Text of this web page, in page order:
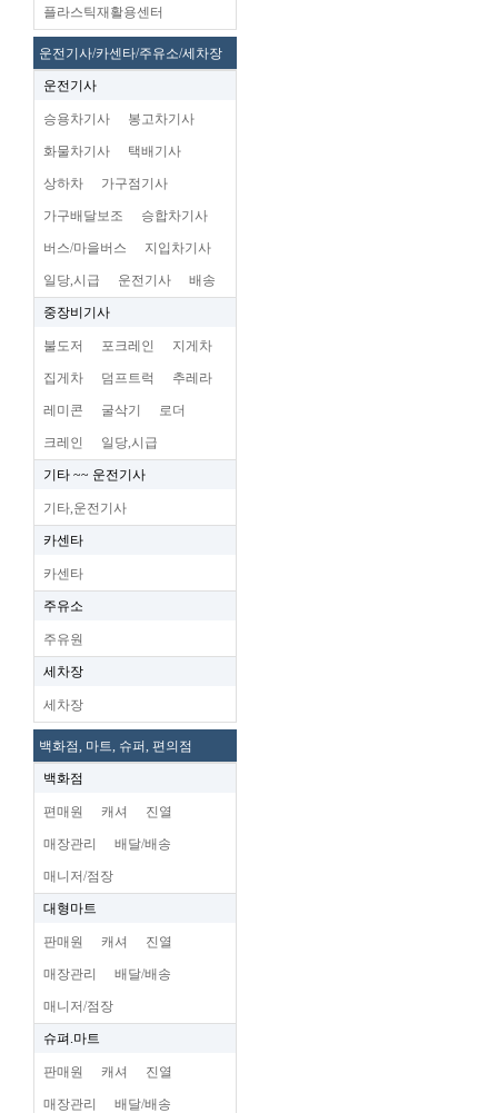
플라스틱재활용센터
운전기사/카센타/주유소/세차장
운전기사
승용차기사 봉고차기사
화물차기사 택배기사
상하차 가구점기사
가구배달보조 승합차기사
버스/마을버스 지입차기사
일당,시급 운전기사 배송
중장비기사
불도저 포크레인 지게차
집게차 덤프트럭 추레라
레미콘 굴삭기 로더
크레인 일당,시급
기타 ~~ 운전기사
기타,운전기사
카센타
카센타
주유소
주유원
세차장
세차장
백화점, 마트, 슈퍼, 편의점
백화점
편매원 캐셔 진열
매장관리 배달/배송
매니저/점장
대형마트
판매원 캐셔 진열
매장관리 배달/배송
매니저/점장
슈펴.마트
판매원 캐셔 진열
매장관리 배달/배송